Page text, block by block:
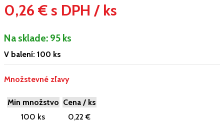
0,26 € s DPH / ks
Na sklade: 95 ks
V balení: 100 ks
Množstevné zľavy
Min množstvo Cena / ks
100 ks
0,22 €